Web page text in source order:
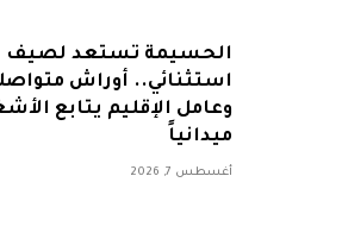
الحسيمة تستعد لصيف
استثنائي.. أوراش
وعامل الإقليم يتابع
ميدانياً
أغسطس 7, 2026